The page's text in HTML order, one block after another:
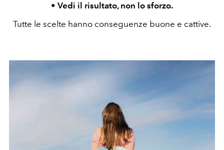
• Vedi il risultato, non lo sforzo.
Tutte le scelte hanno conseguenze buone e cattive.